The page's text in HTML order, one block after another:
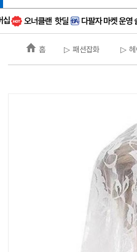
홈 ▷ 패션잡화 ▷ 헤